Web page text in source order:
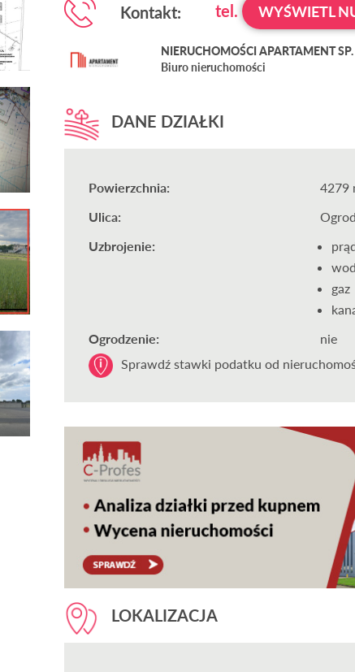
Kontakt: tel. WYŚWIETL
NIERUCHOMOŚCI APARTAMENT
Biuro nieruchomości
DANE DZIAŁKI
Powierzchnia:
4279
Ulica:
Uzbrojenie:
gaz
Ogrodzenie:
nie
Sprawdź stawki podatku od
LOKALIZACJA